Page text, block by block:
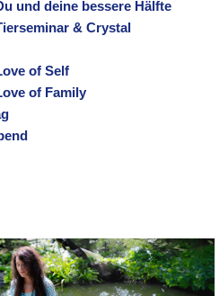
und deine bessere Hälfte
& Crystal
of Self
of Family